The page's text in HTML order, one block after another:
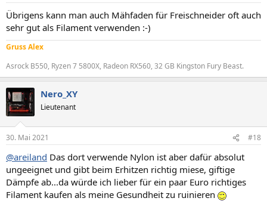
n
:
Übrigens kann man auch Mähfaden für Freischneider oft auch
sehr gut als Filament verwenden :-)
Gruss Alex
Asrock B550, Ryzen 7 5800X, Radeon RX560, 32 GB Kingston Fury Beast.
Nero_XY
Lieutenant
30. Mai 2021 #18
@areiland Das dort verwende Nylon ist aber dafür absolut
ungeeignet und gibt beim Erhitzen richtig miese, giftige
Dämpfe ab...da würde ich lieber für ein paar Euro richtiges
Filament kaufen als meine Gesundheit zu ruinieren